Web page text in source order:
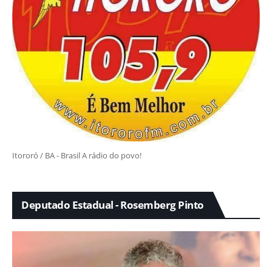
Itororó / BA - Brasil A rádio do povo!
Deputado Estadual - Rosemberg Pinto